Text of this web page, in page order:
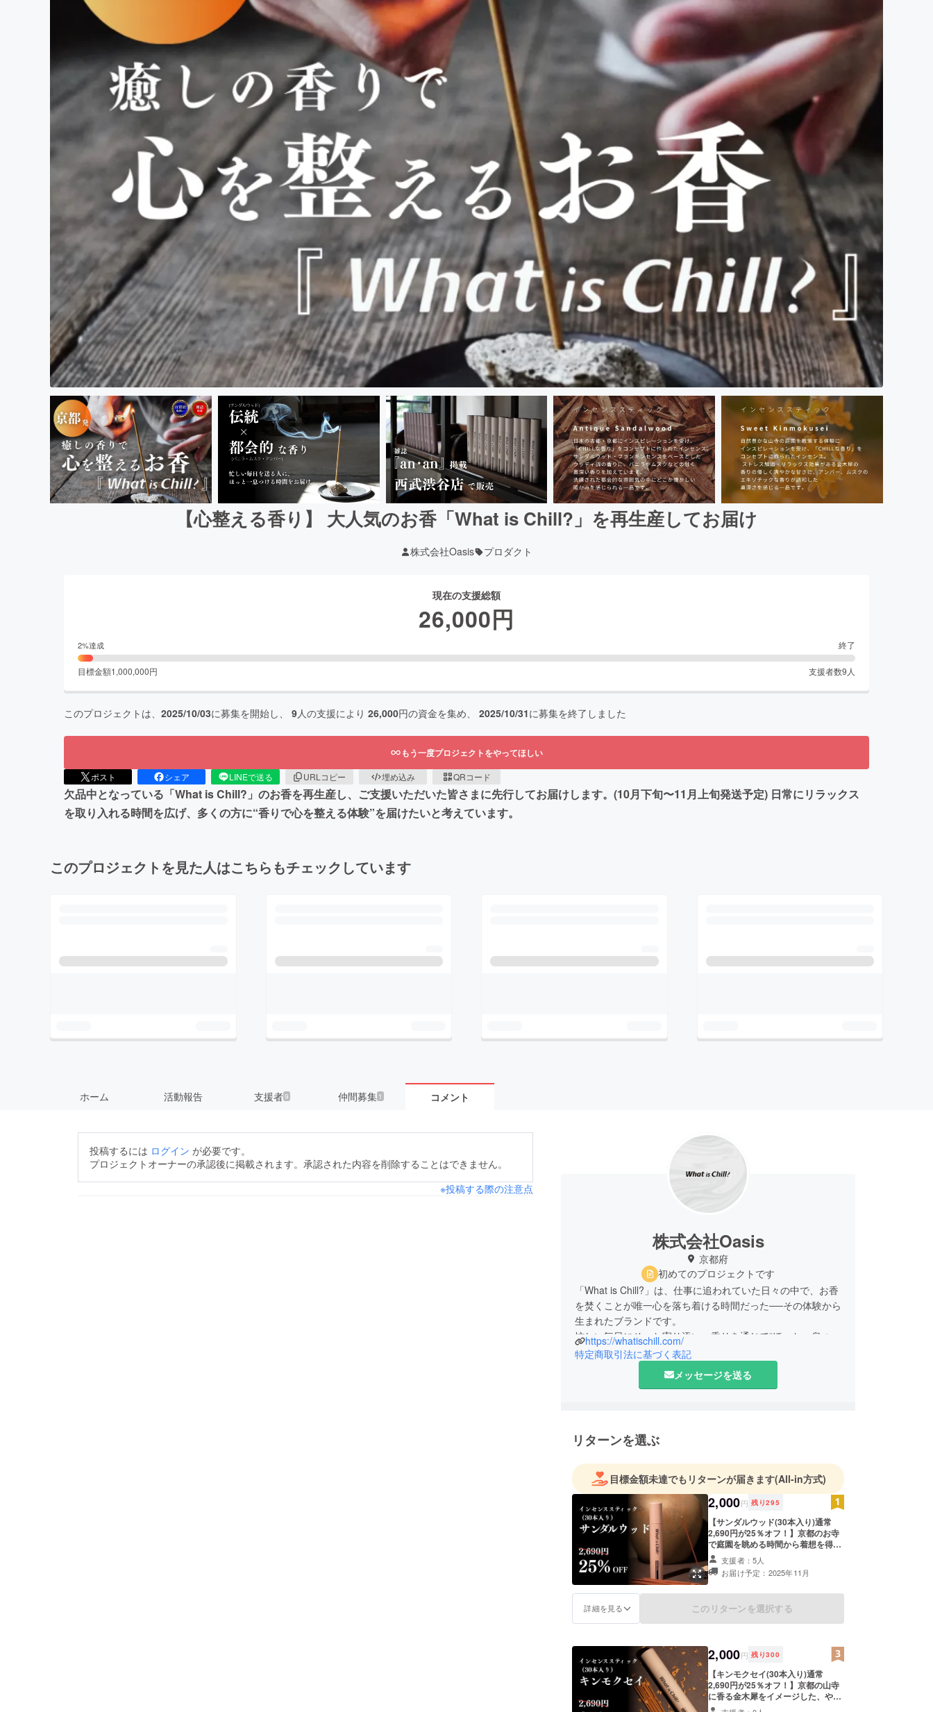
【心整える香り】 大人気のお香「What is Chill?」を再生産してお届け
株式会社Oasis プロダクト
現在の支援総額
26,000円
2%達成 終了
目標金額1,000,000円 支援者数9 人
このプロジェクトは、 2025/10/03に募集を開始し、 9人の支援により 26,000円の資金を集め、 2025/10/31に募集を終了しました
もう一度プロジェクトをやってほしい
ポスト シェア LINEで送る URLコピー 埋め込み QRコード
欠品中となっている「What is Chill?」のお香を再生産し、ご支援いただいた皆さまに先行してお届けします。(10月下旬〜11月上旬発送予定) 日常にリラックス
を取り入れる時間を広げ、多くの方に“香りで心を整える体験”を届けたいと考えています。
このプロジェクトを見た人はこちらもチェックしています
ホーム 活動報告 支援者9 仲間募集 1 コメント
投稿するには ログイン が必要です。
プロジェクトオーナーの承認後に掲載されます。承認された内容を削除することはできません。
※投稿する際の注意点
株式会社Oasis
京都府
初めてのプロジェクトです
「What is Chill?」は、仕事に追われていた日々の中で、お香
を焚くことが唯一心を落ち着ける時間だった──その体験から
生まれたブランドです。
忙しい毎日にそっと寄り添い、香りを通じて“ほっと一息つけ
る時間”を届けたいという想いで立ち上げました。
https://whatischill.com/
特定商取引法に基づく表記
メッセージを送る
リターンを選ぶ
目標金額未達でもリターンが届きます(All-in方式)
2,000円 残り295
【サンダルウッド(30本入り)通常
2,690円が25％オフ！】京都のお寺
で庭園を眺める時間から着想を得て
調香した、ウッディであたたかみの
あるサンダルウッドのお香（30本入
り）。 バニラやムスクが重なり合
のクラウドファンディングでは、通
常価格2,690円よりお得な2,000円で
常のひとときに、香りとともに自分
らしさを取り戻す時間をお楽しみく
支援者：5人
お届け予定：2025年11月
詳細を見る このリターンを選択する
2,000円 残り300
【キンモクセイ(30本入り)通常
2,690円が25％オフ！】京都の山寺
に香る金木犀をイメージした、やさ
しく甘やかな香りのお香（30本入